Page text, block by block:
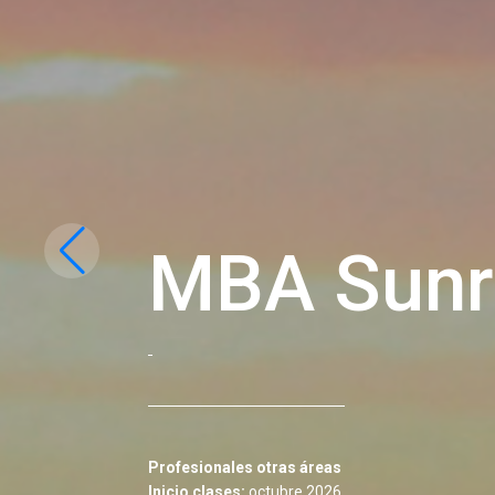
MBA
Profesionales otras áreas
Inicio clases: octubre 2026